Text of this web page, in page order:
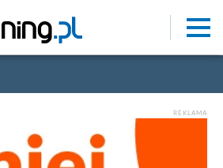
REKLAMA